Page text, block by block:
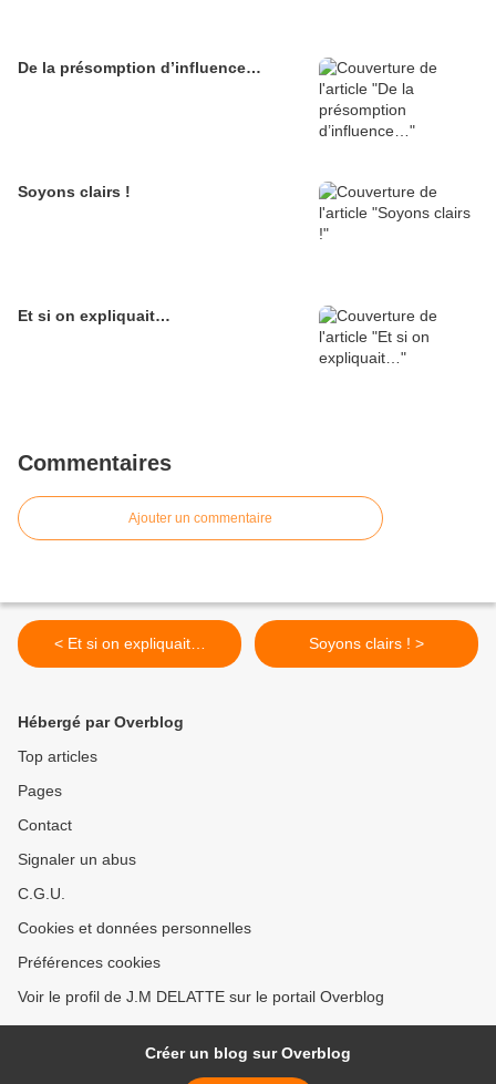
De la présomption d’influence…
Soyons clairs !
Et si on expliquait…
Commentaires
Ajouter un commentaire
< Et si on expliquait… Soyons clairs ! >
Hébergé par Overblog
Top articles
Pages
Contact
Signaler un abus
C.G.U.
Cookies et données personnelles
Préférences cookies
Voir le profil de J.M DELATTE sur le portail Overblog
Créer un blog sur Overblog